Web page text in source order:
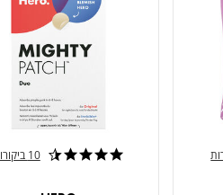
4.6 star rating 10 ביקורות